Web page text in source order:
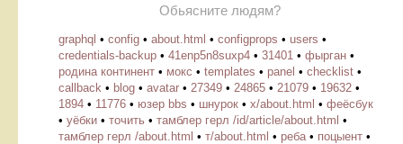
Обьясните людям?
graphql • config • about.html • configprops • users •
credentials-backup • 41enp5n8suxp4 • 31401 • фырган •
родина континент • мокс • templates • panel • checklist •
callback • blog • avatar • 27349 • 24865 • 21079 • 19632 •
1894 • 11776 • юзер bbs • шнурок • х/about.html • феёсбук
• уёбки • точить • тамблер герл /id/article/about.html •
тамблер герл /about.html • т/about.html • реба• поцыент •